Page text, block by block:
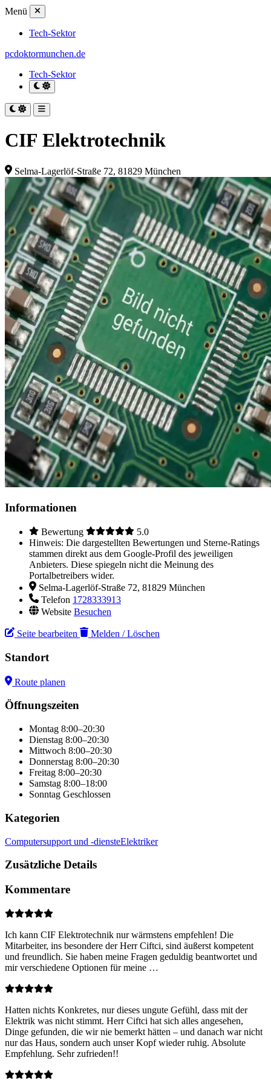
Menü
Tech-Sektor
pcdoktormunchen.de
Tech-Sektor
CIF Elektrotechnik
Selma-Lagerlöf-Straße 72, 81829 München
Informationen
Bewertung
5.0
Hinweis: Die dargestellten Bewertungen und Sterne-Ratings
stammen direkt aus dem Google-Profil des jeweiligen
Anbieters. Diese spiegeln nicht die Meinung des
Portalbetreibers wider.
Selma-Lagerlöf-Straße 72, 81829 München
Telefon 1728333913
Website Besuchen
Seite bearbeiten Melden / Löschen
Standort
Route planen
+
Öffnungszeiten
Montag 8:00–20:30
Dienstag 8:00–20:30
Mittwoch 8:00–20:30
Donnerstag 8:00–20:30
Freitag 8:00–20:30
Samstag 8:00–18:00
Sonntag Geschlossen
Kategorien
Computersupport und -diensteElektriker
Zusätzliche Details
Kommentare
Ich kann CIF Elektrotechnik nur wärmstens empfehlen! Die
Mitarbeiter, ins besondere der Herr Ciftci, sind äußerst kompetent
und freundlich. Sie haben meine Fragen geduldig beantwortet und
mir verschiedene Optionen für meine …
Hatten nichts Konkretes, nur dieses ungute Gefühl, dass mit der
Elektrik was nicht stimmt. Herr Ciftci hat sich alles angesehen,
Dinge gefunden, die wir nie bemerkt hätten – und danach war nicht
nur das Haus, sondern auch unser Kopf wieder ruhig. Absolute
Empfehlung. Sehr zufrieden!!